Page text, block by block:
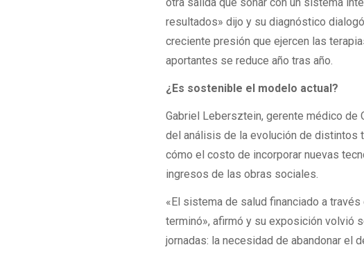
resultados» dijo y su diagnóstico
creciente presión que ejercen las
aportantes se reduce año tras año.
¿Es sostenible el modelo actual?
Gabriel Lebersztein, gerente médico de
del análisis de la evolución de distintos
cómo el costo de incorporar nuevas
ingresos de las obras sociales.
«El sistema de salud financiado a
terminó», afirmó y su exposición volvió
jornadas: la necesidad de abandonar el